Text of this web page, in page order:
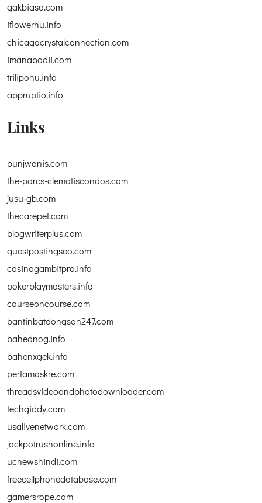
gakbiasa.com
iflowerhu.info
chicagocrystalconnection.com
imanabadii.com
trilipohu.info
appruptio.info
Links
punjwanis.com
the-parcs-clematiscondos.com
jusu-gb.com
thecarepet.com
blogwriterplus.com
guestpostingseo.com
casinogambitpro.info
pokerplaymasters.info
courseoncourse.com
bantinbatdongsan247.com
bahednog.info
bahenxgek.info
pertamaskre.com
threadsvideoandphotodownloader.com
techgiddy.com
usalivenetwork.com
jackpotrushonline.info
ucnewshindi.com
freecellphonedatabase.com
gamersrope.com